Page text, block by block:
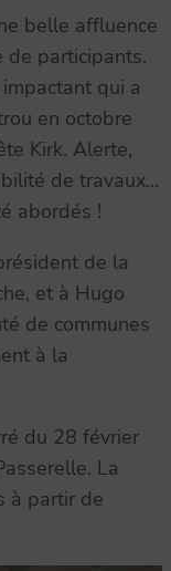
belle affluence
de participants.
qui a
en octobre
Kirk. Alerte,
de travaux…
abordés !
de la
et à Hugo
de communes
à la
du 28 février
La
à partir de